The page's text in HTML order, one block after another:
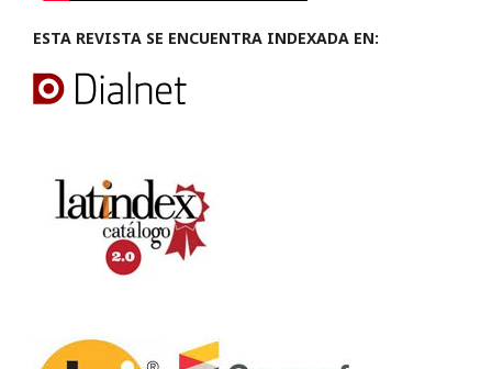
ESTA REVISTA SE ENCUENTRA INDEXADA EN: